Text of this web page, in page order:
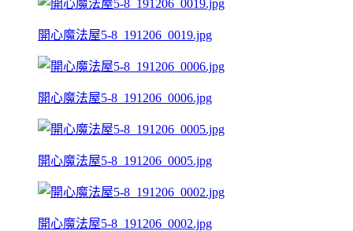
開心魔法屋5-8_191206_0019.jpg
開心魔法屋5-8_191206_0006.jpg
開心魔法屋5-8_191206_0005.jpg
開心魔法屋5-8_191206_0002.jpg